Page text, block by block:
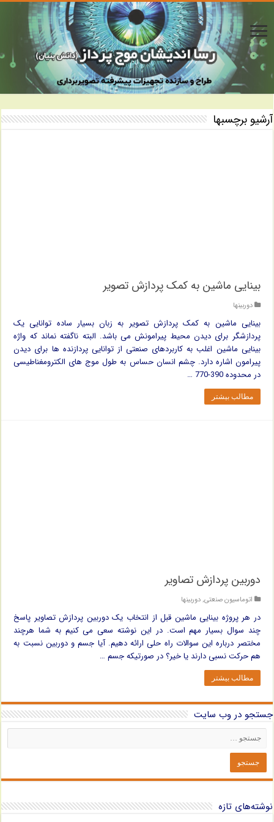
آرشیو برچسبها
بینایی ماشین به کمک پردازش تصویر
دوربینها
بینایی ماشین به کمک پردازش تصویر به زبان بسیار ساده توانایی یک
پردازشگر برای دیدن محیط پیرامونش می باشد. البته ناگفته نماند که واژه
بینایی ماشین اغلب به کاربردهای صنعتی از توانایی پردازنده ها برای دیدن
پیرامون اشاره دارد. چشم انسان حساس به طول موج های الکترومغناطیسی
در محدوده 390-770 …
مطالب بیشتر
دوربین پردازش تصاویر
اتوماسیون صنعتی,دوربینها
در هر پروژه بینایی ماشین قبل از انتخاب یک دوربین پردازش تصاویر پاسخ
چند سوال بسیار مهم است. در این نوشته سعی می کنیم به شما هرچند
مختصر درباره این سوالات راه حلی ارائه دهیم. آیا جسم و دوربین نسبت به
هم حرکت نسبی دارند یا خیر؟ در صورتیکه جسم …
مطالب بیشتر
جستجو در وب سایت
نوشته‌های تازه